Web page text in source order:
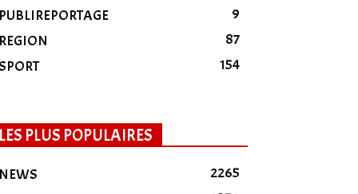
9
87
154
PLUS POPULAIRES
2265